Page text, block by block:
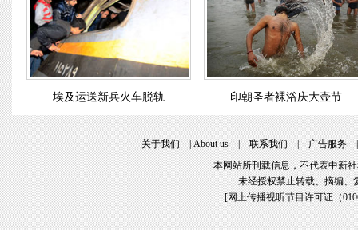
埃及运送新兵火车脱轨 印朝圣者裸浴庆大壶节
关于我们|About us|联系我们|广告服务
本网站所刊载信息，不代表中新
未经授权禁止转载、摘编、
[网上传播视听节目许可证（